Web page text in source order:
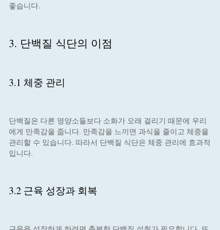
좋습니다.
3. 단백질 식단의 이점
3.1 체중 관리
단백질은 다른 영양소들보다 소화가 오래 걸리기 때문에 우리
에게 만족감을 줍니다. 만족감을 느끼면 과식을 줄이고 체중을
관리할 수 있습니다. 따라서 단백질 식단은 체중 관리에 효과적
입니다.
3.2 근육 성장과 회복